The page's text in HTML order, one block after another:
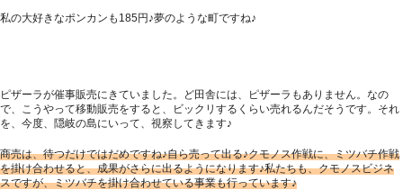
私の大好きなポンカンも185円♪夢のような町ですね♪
ピザーラが催事販売にきていました。ど田舎には、ピザーラもありません。なの
で、こうやって移動販売をすると、ビックリするくらい売れるんだそうです。それ
を、今度、隠岐の島にいって、視察してきます♪
商売は、待つだけではだめですね♪自ら売って出る♪クモノス作戦に、ミツバチ作戦
を掛け合わせると、成果がさらに出るようになります♪私たちも、クモノスビジネ
スですが、ミツバチを掛け合わせている事業も行っています♪